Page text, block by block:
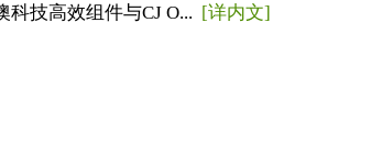
技高效组件与CJ O... [详内文]